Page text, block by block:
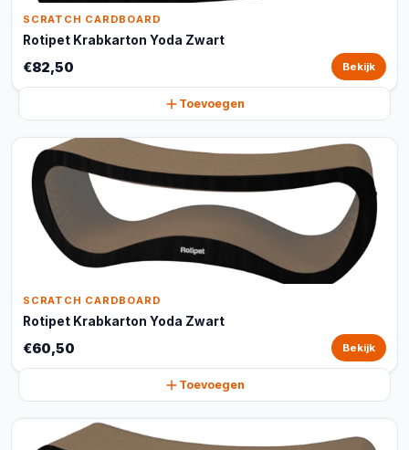
SCRATCH CARDBOARD
Rotipet Krabkarton Yoda Zwart
€82,50 Bekijk
Toevoegen
SCRATCH CARDBOARD
Rotipet Krabkarton Yoda Zwart
€60,50 Bekijk
Toevoegen